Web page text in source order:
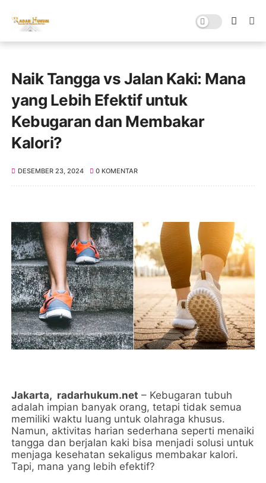
Naik Tangga vs Jalan Kaki: Mana
yang Lebih Efektif untuk
Kebugaran dan Membakar
Kalori?
DESEMBER 23, 2024 0 KOMENTAR
Jakarta, radarhukum.net – Kebugaran tubuh
adalah impian banyak orang, tetapi tidak semua
memiliki waktu luang untuk olahraga khusus.
Namun, aktivitas harian sederhana seperti menaiki
tangga dan berjalan kaki bisa menjadi solusi untuk
menjaga kesehatan sekaligus membakar kalori.
Tapi, mana yang lebih efektif?